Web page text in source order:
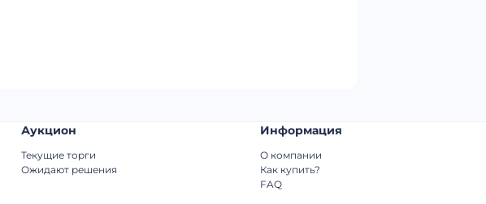
Аукцион
Текущие торги
Ожидают решения
Информация
О компании
Как купить?
FAQ